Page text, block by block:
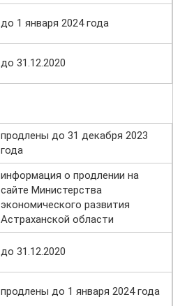
до 1 января 2024 года
до 31.12.2020
продлены до 31 декабря 2023
года
информация о продлении на
сайте Министерства
экономического развития
Астраханской области
до 31.12.2020
продлены до 1 января 2024 года